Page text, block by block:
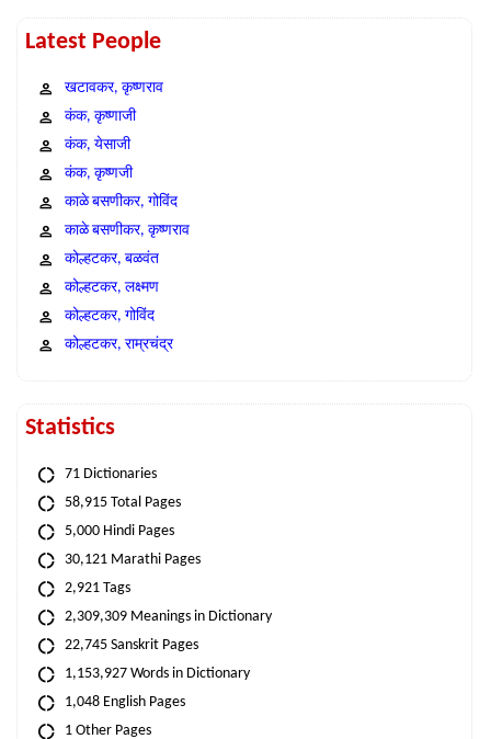
Latest People
खटावकर, कृष्णराव
कंक, कृष्णाजी
कंक, येसाजी
कंक, कृष्णजी
काळे बसणीकर, गोविंद
काळे बसणीकर, कृष्णराव
कोल्हटकर, बळवंत
कोल्हटकर, लक्ष्मण
कोल्हटकर, गोविंद
कोल्हटकर, राम्रचंद्र
Statistics
71 Dictionaries
58,915 Total Pages
5,000 Hindi Pages
30,121 Marathi Pages
2,921 Tags
2,309,309 Meanings in Dictionary
22,745 Sanskrit Pages
1,153,927 Words in Dictionary
1,048 English Pages
1 Other Pages